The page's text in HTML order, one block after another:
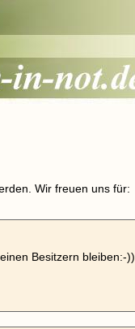
Wir freuen uns für:
Besitzern bleiben:-))